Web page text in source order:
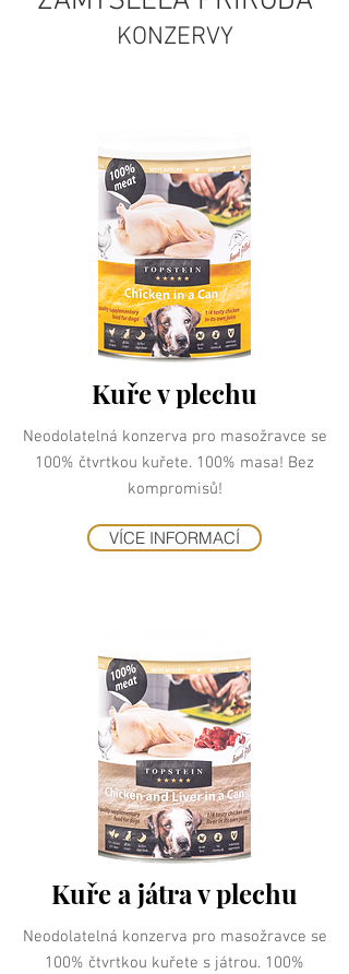
KONZERVY
Kuře v plechu
Neodolatelná konzerva pro masožravce se
100% čtvrtkou kuřete. 100% masa! Bez
kompromisů!
VÍCE INFORMACÍ
Kuře a játra v plechu
Neodolatelná konzerva pro masožravce se
100% čtvrtkou kuřete s játrou. 100%